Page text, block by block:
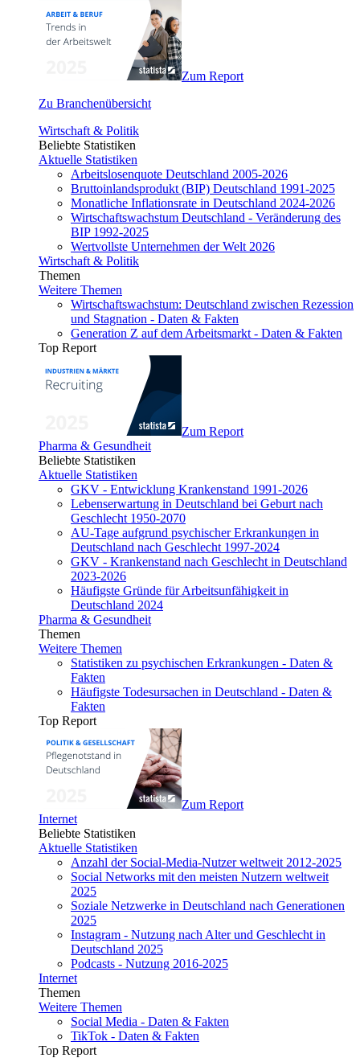
Zum Report
Zu Branchenübersicht
Wirtschaft & Politik
Beliebte Statistiken
Aktuelle Statistiken
Arbeitslosenquote Deutschland 2005-2026
Bruttoinlandsprodukt (BIP) Deutschland 1991-2025
Monatliche Inflationsrate in Deutschland 2024-2026
Wirtschaftswachstum Deutschland - Veränderung des
BIP 1992-2025
Wertvollste Unternehmen der Welt 2026
Wirtschaft & Politik
Themen
Weitere Themen
Wirtschaftswachstum: Deutschland zwischen Rezession
und Stagnation - Daten & Fakten
Generation Z auf dem Arbeitsmarkt - Daten & Fakten
Top Report
Zum Report
Pharma & Gesundheit
Beliebte Statistiken
Aktuelle Statistiken
GKV - Entwicklung Krankenstand 1991-2026
Lebenserwartung in Deutschland bei Geburt nach
Geschlecht 1950-2070
AU-Tage aufgrund psychischer Erkrankungen in
Deutschland nach Geschlecht 1997-2024
GKV - Krankenstand nach Geschlecht in Deutschland
2023-2026
Häufigste Gründe für Arbeitsunfähigkeit in
Deutschland 2024
Pharma & Gesundheit
Themen
Weitere Themen
Statistiken zu psychischen Erkrankungen - Daten &
Fakten
Häufigste Todesursachen in Deutschland - Daten &
Fakten
Top Report
Zum Report
Internet
Beliebte Statistiken
Aktuelle Statistiken
Anzahl der Social-Media-Nutzer weltweit 2012-2025
Social Networks mit den meisten Nutzern weltweit
2025
Soziale Netzwerke in Deutschland nach Generationen
2025
Instagram - Nutzung nach Alter und Geschlecht in
Deutschland 2025
Podcasts - Nutzung 2016-2025
Internet
Themen
Weitere Themen
Social Media - Daten & Fakten
TikTok - Daten & Fakten
Top Report